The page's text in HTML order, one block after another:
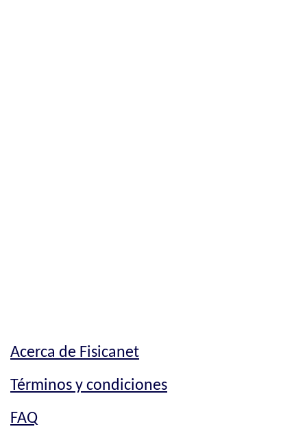
Acerca de Fisicanet
Términos y condiciones
FAQ